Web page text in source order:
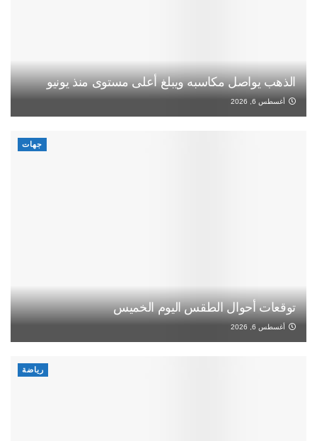
الذهب يواصل مكاسبه ويبلغ أعلى مستوى منذ يونيو
أغسطس 6, 2026
جهات
توقعات أحوال الطقس اليوم الخميس
أغسطس 6, 2026
رياضة